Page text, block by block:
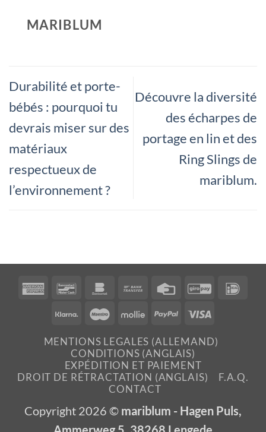
MARIBLUM
Durabilité et porte-
bébés : pourquoi tu
devrais miser sur des
matériaux
respectueux de
l’environnement ?
Découvre la diversité
des écharpes de
portage en lin et des
Ring Slings de
mariblum.
AmericanBancontactBankomat
Bank
CreditGiroPay
Klarna MaestroMolliePayPal
MENTIONS LEGALES (ALLEMAND)
CONDITIONS (ANGLAIS)
EXPÉDITION ET PAIEMENT
DROIT DE RÉTRACTATION (ANGLAIS)
F.A.Q.
CONTACT
Copyright 2026 © mariblum - Hagen Puls,